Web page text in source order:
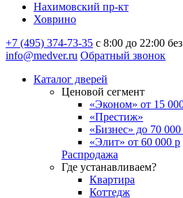
Нахимовский пр-кт
Ховрино
+7 (495) 374-73-35 с 8:00 до 22:00
info@medver.ru Обратный звонок
Каталог дверей
Ценовой сегмент
«Эконом» от 15
«Престиж»
«Бизнес» до 70 000
«Элит» от 60 000 р
Распродажа
Где устанавливаем?
Квартира
Коттедж